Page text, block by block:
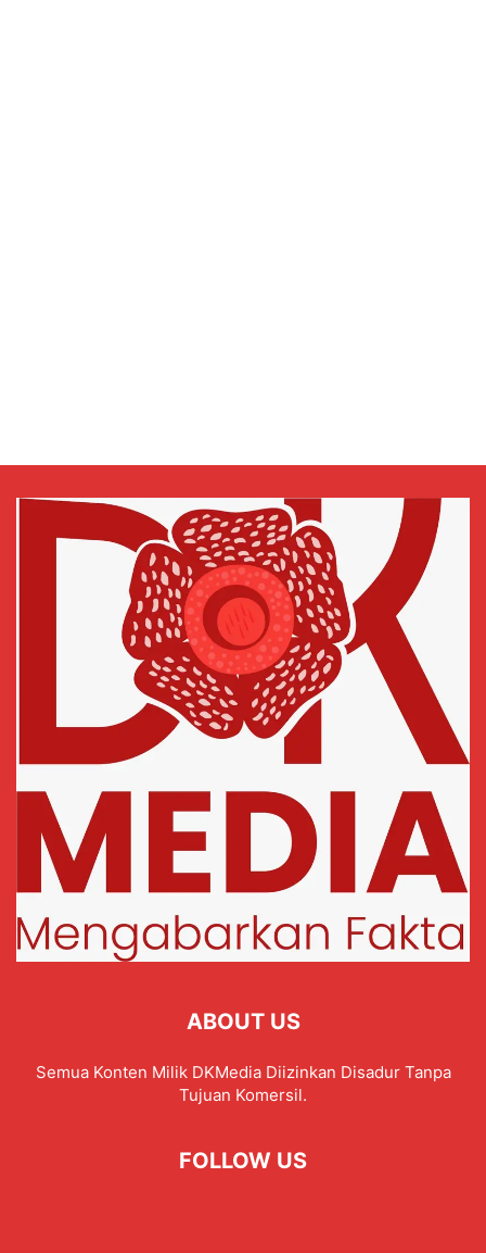
ABOUT US
Semua Konten Milik DKMedia Diizinkan Disadur Tanpa
Tujuan Komersil.
FOLLOW US